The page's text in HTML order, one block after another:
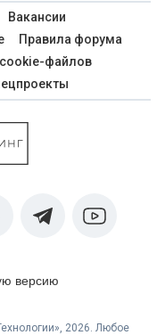
Вакансии
Правила форума
файлов
версию
2026. Любое